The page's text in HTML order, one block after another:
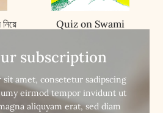
Quiz on Swami
স্বামী বিবেকানন্দ
Buy Now
subscription
amet, consetetur sadipscing
eirmod tempor invidunt ut
aliquyam erat, sed diam